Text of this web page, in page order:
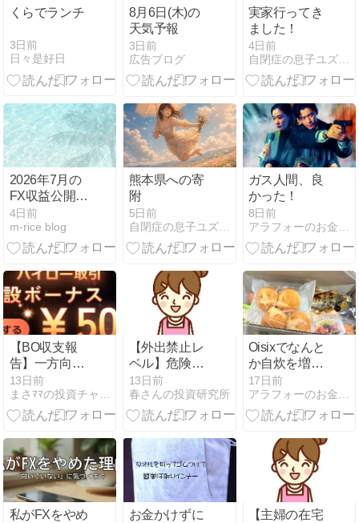
くらでランチ
3日前
日々是好日
8月6日(木)の
天気予報
3日前
広告ブログ
実家行ってき
ました！
4日前
自閉症の息子ユズヒコ、時々エルメスと宝塚の話
2026年7月の
FX収益公開｜
ループイフダ
ン（ドル円）
の運用結果
4日前
m-rice blog
熊本県への寄
附
5日前
自閉症の息子ユズヒコ、時々エルメスと宝塚の話
ガス人間、良
かった！
8日前
【BO収支報
告】一方向の
ドル高相場で
＋24,000円！
夏休みは涼し
オプション」
15秒投資！
13日前
【外出禁止レ
ベル】危険な
暑さの夏休み
☀️涼しい部屋
でサクッと＋
主婦の15秒
13日前
春さんの投資研究所
Oisixでなんと
か自炊を増や
す✨
17日前
私がFXをやめ
お金かけずに
【主婦の在宅